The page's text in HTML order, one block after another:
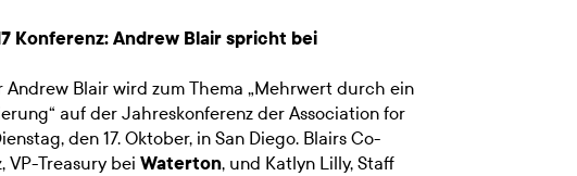
Konferenz: Andrew Blair spricht bei
Blair wird zum Thema „Mehrwert durch ein
auf der Jahreskonferenz der Association for
den 17. Oktober, in San Diego. Blairs Co-
VP-Treasury bei Waterton, und Katlyn Lilly, Staff